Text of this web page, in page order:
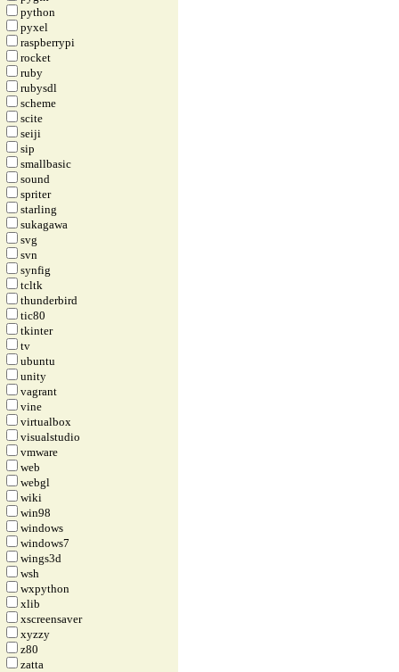
python
pyxel
raspberrypi
rocket
ruby
rubysdl
scheme
scite
seiji
sip
smallbasic
sound
spriter
starling
sukagawa
svg
svn
synfig
tcltk
thunderbird
tic80
tkinter
tv
ubuntu
unity
vagrant
vine
virtualbox
visualstudio
vmware
web
webgl
wiki
win98
windows
windows7
wings3d
wsh
wxpython
xlib
xscreensaver
xyzzy
z80
zatta